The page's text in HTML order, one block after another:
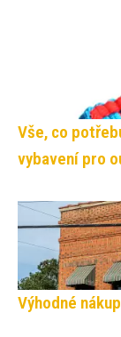
Vše, co
vybavení pro
Výhodné